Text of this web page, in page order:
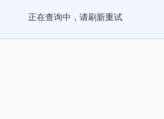
正在查询中，请刷新重试